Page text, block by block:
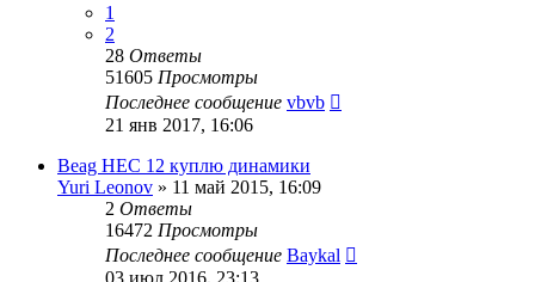
1
2
28 Ответы
51605 Просмотры
Последнее сообщение vbvb
21 янв 2017, 16:06
Beag HEC 12 куплю динамики
Yuri Leonov » 11 май 2015, 16:09
2 Ответы
16472 Просмотры
Последнее сообщение Baykal
03 июл 2016, 23:13